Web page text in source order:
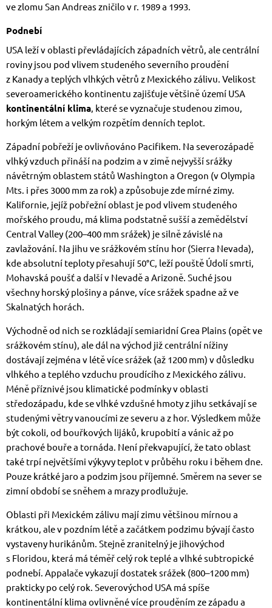
ve zlomu San Andreas zničilo v r. 1989 a 1993.
Podnebí
USA leží v oblasti převládajících západních větrů, ale centrální
roviny jsou pod vlivem studeného severního proudění
z Kanady a teplých vlhkých větrů z Mexického zálivu. Velikost
severoamerického kontinentu zajišťuje většině území USA
kontinentální klima , které se vyznačuje studenou zimou,
horkým létem a velkým rozpětím denních teplot.
Západní pobřeží je ovlivňováno Pacifikem. Na severozápadě
vlhký vzduch přináší na podzim a v zimě nejvyšší srážky
návětrným oblastem států Washington a Oregon (v Olympia
Mts. i přes 3000 mm za rok) a způsobuje zde mírné zimy.
Kalifornie, jejíž pobřežní oblast je pod vlivem studeného
mořského proudu, má klima podstatně sušší a zemědělství
Central Valley (200–400 mm srážek) je silně závislé na
zavlažování. Na jihu ve srážkovém stínu hor (Sierra Nevada),
kde absolutní teploty přesahují 50°C, leží pouště Údolí smrti,
Mohavská poušť a další v Nevadě a Arizoně. Suché jsou
všechny horský plošiny a pánve, více srážek spadne až ve
Skalnatých horách.
Východně od nich se rozkládají semiaridní Grea Plains (opět ve
srážkovém stínu), ale dál na východ již centrální nížiny
dostávají zejména v létě více srážek (až 1200 mm) v důsledku
vlhkého a teplého vzduchu proudícího z Mexického zálivu.
Méně příznivé jsou klimatické podmínky v oblasti
středozápadu, kde se vlhké vzdušné hmoty z jihu setkávají se
studenými větry vanoucími ze severu a z hor. Výsledkem může
být cokoli, od bouřkových lijáků, krupobití a vánic až po
prachové bouře a tornáda. Není překvapující, že tato oblast
také trpí největšími výkyvy teplot v průběhu roku i během dne.
Pouze krátké jaro a podzim jsou příjemné. Směrem na sever se
zimní období se sněhem a mrazy prodlužuje.
Oblasti při Mexickém zálivu mají zimu většinou mírnou a
krátkou, ale v pozdním létě a začátkem podzimu bývají často
vystaveny hurikánům. Stejně zranitelný je jihovýchod
s Floridou, která má téměř celý rok teplé a vlhké subtropické
podnebí. Appalače vykazují dostatek srážek (800–1200 mm)
prakticky po celý rok. Severovýchod USA má spíše
kontinentální klima ovlivněné více prouděním ze západu a